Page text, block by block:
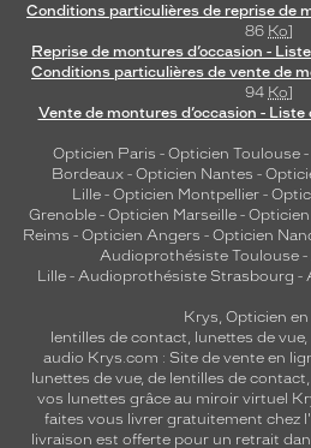
Conditions particulières de reprise de
86 Ko]
Reprise de montures d’occasion -
Conditions particulières de vente de
94 Ko]
Vente de montures d’occasion -
Opticien Paris - Opticien Toulouse-
Bordeaux- Opticien Nantes -
Lille - Opticien Montpellier -
Grenoble - Opticien Marseille -
Reims - Opticien Angers - Opticien
Audioprothésiste Toulouse-
Lille- Audioprothésiste Strasbourg -
Krys, Opticien en
lentilles de contact, lunettes de vue,
audio Krys.com : Site de vente en
lunettes de vue, de lentilles de contact
vos lunettes grâce au miroir virtuel
faites vous livrer gratuitement chez
livraison est offerte pour un retrait